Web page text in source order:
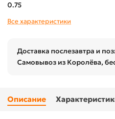
0.75
Все характеристики
Доставка послезавтра и
Самовывоз из Королёва,
Описание